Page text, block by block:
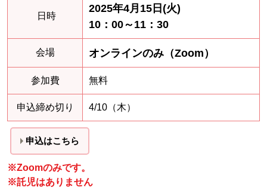
日時
2025年4月15日(火)
10：00～11：30
会場 オンラインのみ（Zoom）
参加費 無料
申込締め切り 4/10（木）
申込はこちら
※Zoomのみです。
※託児はありません